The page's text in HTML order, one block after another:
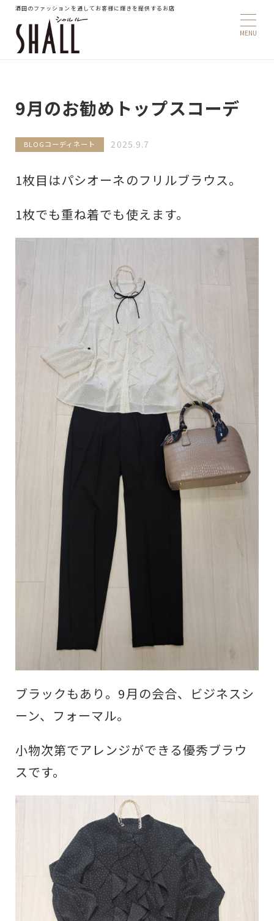
酒田のファッションを通してお客様に輝きを提供するお店
9月のお勧めトップスコーデ
BLOGコーディネート 2025.9.7
1枚目はパシオーネのフリルブラウス。
1枚でも重ね着でも使えます。
ブラックもあり。9月の会合、ビジネスシ
ーン、フォーマル。
小物次第でアレンジができる優秀ブラウ
スです。